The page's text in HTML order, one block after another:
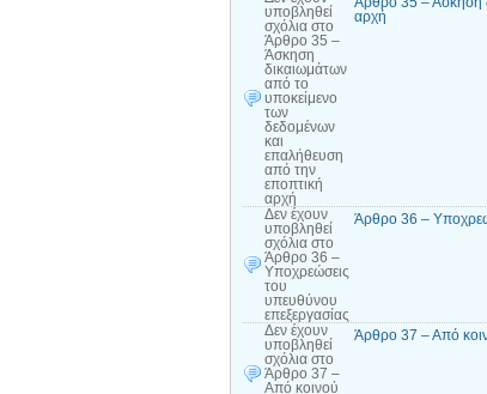
υποβληθεί
σχόλια στο
Άρθρο 35 –
Άσκηση
δικαιωμάτων
από το
υποκείμενο
των
δεδομένων
και
επαλήθευση
από την
εποπτική
αρχή
αρχή
Δεν έχουν
υποβληθεί
σχόλια στο
Άρθρο 36 –
Υποχρεώσεις
του
υπευθύνου
επεξεργασίας
Άρθρο 36 –
Δεν έχουν
υποβληθεί
σχόλια στο
Άρθρο 37 –
Από κοινού
Άρθρο 37 – Από